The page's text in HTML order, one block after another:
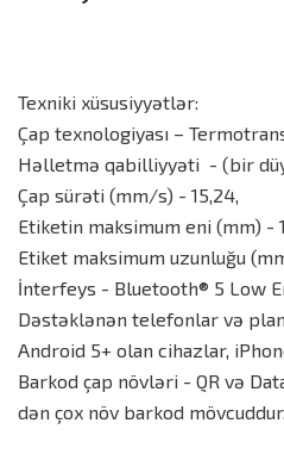
Texniki xüsusiyyətlər:
Çap texnologiyası –
Həlletmə qabilliyyəti - (bir
Çap sürəti (mm/s) - 15,24,
Etiketin maksimum eni (mm) -
Etiket maksimum uzunluğu
İnterfeys - Bluetooth® 5 Low
Dəstəklənən telefonlar və
Android 5+ olan cihazlar,
Barkod çap növləri - QR və
dən çox növ barkod mövcuddur.